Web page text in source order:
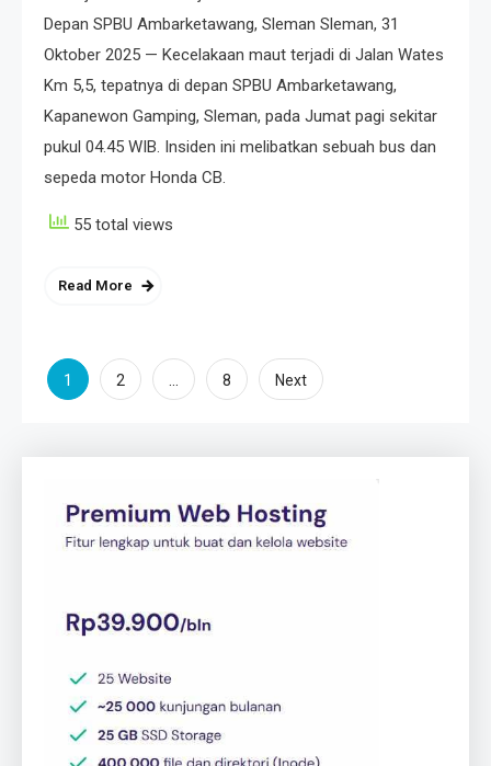
Depan SPBU Ambarketawang, Sleman Sleman, 31
Oktober 2025 — Kecelakaan maut terjadi di Jalan Wates
Km 5,5, tepatnya di depan SPBU Ambarketawang,
Kapanewon Gamping, Sleman, pada Jumat pagi sekitar
pukul 04.45 WIB. Insiden ini melibatkan sebuah bus dan
sepeda motor Honda CB.
55 total views
Read More
Posts
1 2 … 8 Next